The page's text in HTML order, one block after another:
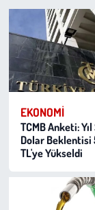
EKONOMI
TCMB Anketi: Yıl
Dolar Beklentisi
TL'ye Yükseldi
Bilim -
İnsan
Hayvan
Çevre
Günün